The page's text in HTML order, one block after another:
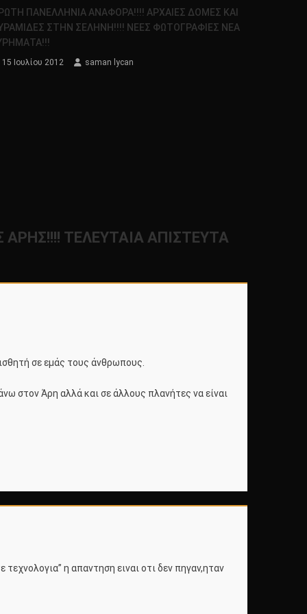
ΠΑΝΕΛΛΗΝΙΑ ΑΝΑΦΟΡΑ!!!! ΑΡΧΑΙΕΣ ΔΟΜΕΣ ΚΑΙ
ΣΤΗΝ ΣΕΛΗΝΗ!!!! ΝΕΕΣ ΦΩΤΟΓΡΑΦΙΕΣ ΝΕΑ
15 Ιουλίου 2012 saman lycan
ΤΕΛΕΥΤΑΙΑ ΑΠΙΣΤΕΥΤΑ
σε εμάς τους άνθρωπους.
στον Άρη αλλά και σε άλλους πλανήτες να είναι
η απαντηση ειναι οτι δεν πηγαν,ηταν